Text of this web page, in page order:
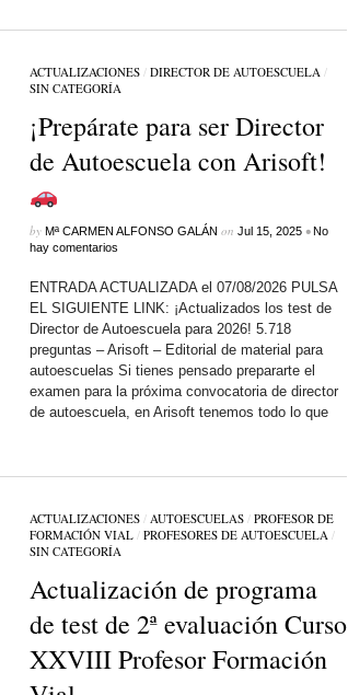
ACTUALIZACIONES/ DIRECTOR DE AUTOESCUELA/
SIN CATEGORÍ­A
¡Prepárate para ser Director
de Autoescuela con Arisoft!
by Mª CARMEN ALFONSO GALÁN on Jul 15, 2025 •No
hay comentarios
ENTRADA ACTUALIZADA el 07/08/2026 PULSA
EL SIGUIENTE LINK: ¡Actualizados los test de
Director de Autoescuela para 2026! 5.718
preguntas – Arisoft – Editorial de material para
autoescuelas Si tienes pensado prepararte el
examen para la próxima convocatoria de director
de autoescuela, en Arisoft tenemos todo lo que
ACTUALIZACIONES/ AUTOESCUELAS/ PROFESOR DE
FORMACIÓN VIAL/ PROFESORES DE AUTOESCUELA/
SIN CATEGORÍ­A
Actualización de programa
de test de 2ª evaluación Curso
XXVIII Profesor Formación